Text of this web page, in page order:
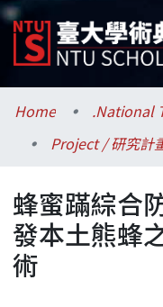
Communities &
Research Outputs
Fundings &
Researchers
Home
Project / 研究計
蜂蜜蹣綜合
發本土熊蜂
術